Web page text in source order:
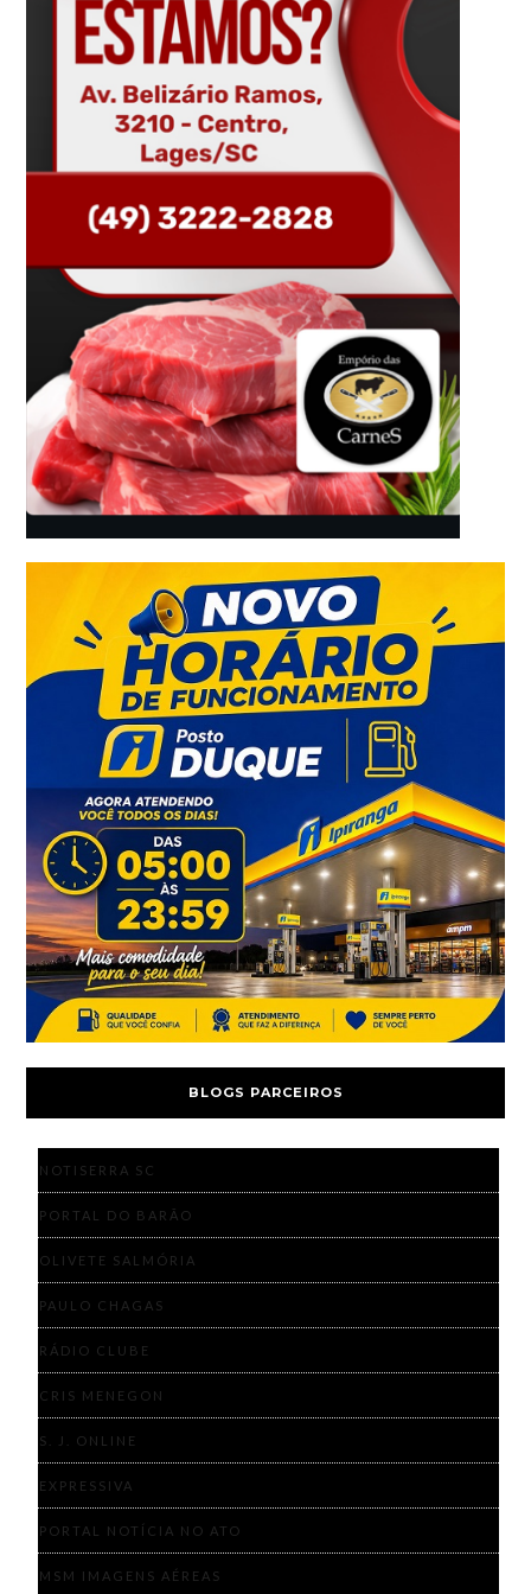
BLOGS PARCEIROS
NOTISERRA SC
PORTAL DO BARÃO
OLIVETE SALMÓRIA
PAULO CHAGAS
RÁDIO CLUBE
CRIS MENEGON
S. J. ONLINE
EXPRESSIVA
PORTAL NOTÍCIA NO ATO
MSM IMAGENS AÉREAS